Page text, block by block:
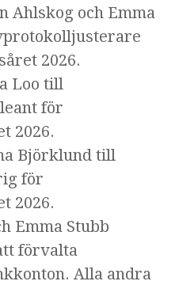
Ahlskog och Emma
2026.
Loo till
för
2026.
Björklund till
för
2026.
Emma Stubb
förvalta
Alla andra